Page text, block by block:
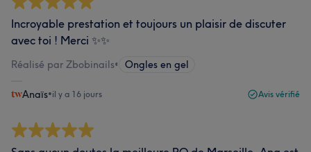
Incroyable prestation et toujours un plaisir de discuter
avec toi ! Merci ✨✨
Réalisé par Zbobinails• Ongles en gel
Anaïs•il y a 16 jours Avis vérifié